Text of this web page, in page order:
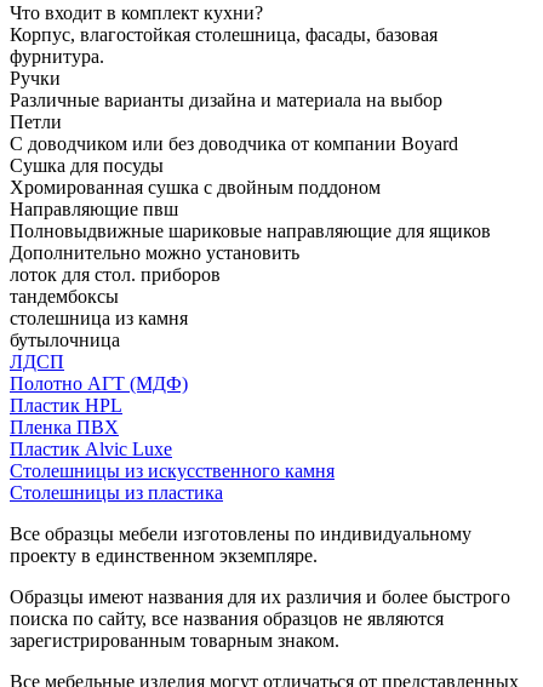
Что входит в комплект кухни?
Корпус, влагостойкая столешница, фасады, базовая
фурнитура.
Ручки
Различные варианты дизайна и материала на выбор
Петли
С доводчиком или без доводчика от компании Boyard
Сушка для посуды
Хромированная сушка с двойным поддоном
Направляющие пвш
Полновыдвижные шариковые направляющие для ящиков
Дополнительно можно установить
лоток для стол. приборов
тандембоксы
столешница из камня
бутылочница
ЛДСП
Полотно АГТ (МДФ)
Пластик HPL
Пленка ПВХ
Пластик Alvic Luxe
Столешницы из искусственного камня
Столешницы из пластика
Все образцы мебели изготовлены по индивидуальному
проекту в единственном экземпляре.
Образцы имеют названия для их различия и более быстрого
поиска по сайту, все названия образцов не являются
зарегистрированным товарным знаком.
Все мебельные изделия могут отличаться от представленных